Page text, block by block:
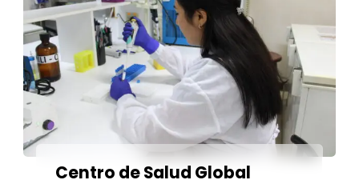
Centro de Salud Global